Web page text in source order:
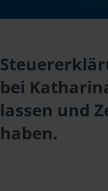
bei
lassen und
haben.